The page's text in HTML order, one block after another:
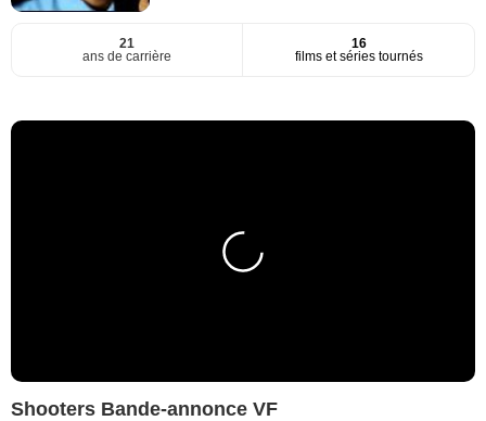
21
ans de carrière
16
films et séries tournés
Shooters Bande-annonce VF